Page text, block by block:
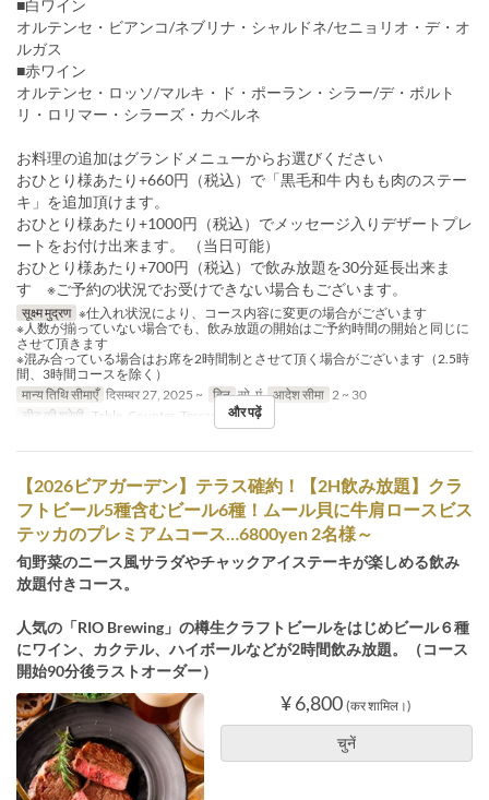
■白ワイン
オルテンセ・ビアンコ/ネブリナ・シャルドネ/セニョリオ・デ・オ
ルガス
■赤ワイン
オルテンセ・ロッソ/マルキ・ド・ポーラン・シラー/デ・ボルト
リ・ロリマー・シラーズ・カベルネ
お料理の追加はグランドメニューからお選びください
おひとり様あたり+660円（税込）で「黒毛和牛 内もも肉のステー
キ」を追加頂けます。
おひとり様あたり+1000円（税込）でメッセージ入りデザートプレ
ートをお付け出来ます。 （当日可能）
おひとり様あたり+700円（税込）で飲み放題を30分延長出来ま
す ※ご予約の状況でお受けできない場合もございます。
सूक्ष्म मुद्रण ※仕入れ状況により、コース内容に変更の場合がございます
※人数が揃っていない場合でも、飲み放題の開始はご予約時間の開始と同じに
させて頂きます
※混み合っている場合はお席を2時間制とさせて頂く場合がございます（2.5時
間、3時間コースを除く）
मान्य तिथि सीमाएँ दिसम्बर 27, 2025 ~ दिन सो, मं आदेश सीमा 2 ~ 30
सीट की श्रेणी Table, Counter, Terrace और पढ़ें
【2026ビアガーデン】テラス確約！【2H飲み放題】クラ
フトビール5種含むビール6種！ムール貝に牛肩ロースビス
テッカのプレミアムコース…6800yen 2名様～
旬野菜のニース風サラダやチャックアイステーキが楽しめる飲み
放題付きコース。
人気の「RIO Brewing」の樽生クラフトビールをはじめビール６種
にワイン、カクテル、ハイボールなどが2時間飲み放題。（コース
開始90分後ラストオーダー）
¥ 6,800 (कर शामिल।)
चुनें